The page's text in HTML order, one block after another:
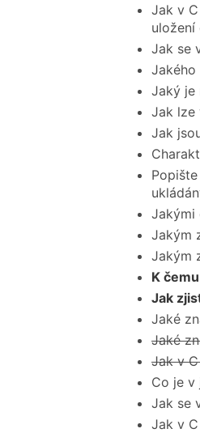
Jak v
uložení
Jak se
Jaký je
Jak lze
Jak
Jakými
Jakým
Jakým
K
Jak
Jaké
Jaké
Jak v
Co je v
Jak se
Jak v